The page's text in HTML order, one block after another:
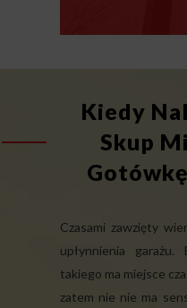
Kiedy
Skup
Czasami zawzięty
upłynnienia
takiego ma miejsce
zatem nie nie ma